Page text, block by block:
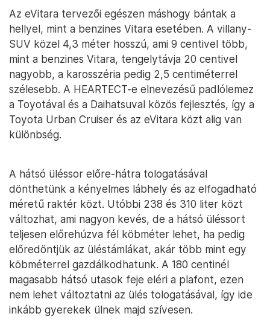
Az eVitara tervezői egészen máshogy bántak a
hellyel, mint a benzines Vitara esetében. A villany-
SUV közel 4,3 méter hosszú, ami 9 centivel több,
mint a benzines Vitara, tengelytávja 20 centivel
nagyobb, a karosszéria pedig 2,5 centiméterrel
szélesebb. A HEARTECT-e elnevezésű padlólemez
a Toyotával és a Daihatsuval közös fejlesztés, így a
Toyota Urban Cruiser és az eVitara közt alig van
különbség.
A hátsó üléssor előre-hátra tologatásával
dönthetünk a kényelmes lábhely és az elfogadható
méretű raktér közt. Utóbbi 238 és 310 liter közt
változhat, ami nagyon kevés, de a hátsó üléssort
teljesen előrehúzva fél köbméter lehet, ha pedig
előredöntjük az üléstámlákat, akár több mint egy
köbméterrel gazdálkodhatunk. A 180 centinél
magasabb hátsó utasok feje eléri a plafont, ezen
nem lehet változtatni az ülés tologatásával, így ide
inkább gyerekek ülnek majd szívesen.